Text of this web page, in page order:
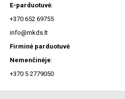
E-parduotuvė:
+370 652 69755
info@mkds.lt
Firminė parduotuvė
Nemenčinėje:
+370 5 2779050